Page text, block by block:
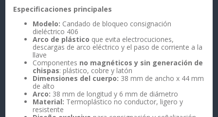
Especificaciones principales
Modelo: Candado de bloqueo consignación
dieléctrico 406
Arco de plástico que evita electrocuciones,
descargas de arco eléctrico y el paso de corriente a la
llave
Componentes no magnéticos y sin generación de
chispas: plástico, cobre y latón
Dimensiones del cuerpo: 38 mm de ancho x 44 mm
de alto
Arco: 38 mm de longitud y 6 mm de diámetro
Material: Termoplástico no conductor, ligero y
resistente